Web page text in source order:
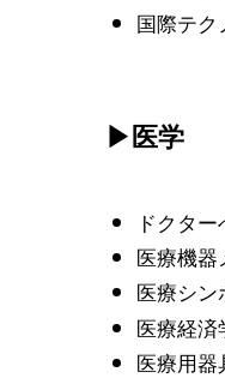
国際テク
▶医学
ドクタ
医療機
医療シン
医療経済
医療用